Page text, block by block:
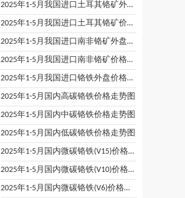
2025年1-5月我国进口土耳其铬矿外盘价格走势图
2025年1-5月我国进口土耳其铬矿价格走势图
2025年1-5月我国进口南非铬矿外盘价格走势图
2025年1-5月我国进口南非铬矿价格走势图
2025年1-5月我国进口铬铁外盘价格走势图
2025年1-5月国内高碳铬铁价格走势图
2025年1-5月国内中碳铬铁价格走势图
2025年1-5月国内低碳铬铁价格走势图
2025年1-5月国内微碳铬铁(V15)价格走势图
2025年1-5月国内微碳铬铁(V10)价格走势图
2025年1-5月国内微碳铬铁(V6)价格走势图